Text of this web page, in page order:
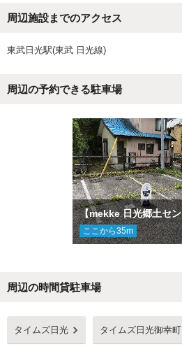
周辺施設までのアクセス
東武日光駅(東武 日光線)
周辺の予約できる駐車場
ここから35m
周辺の時間貸駐車場
タイムズ日光 タイムズ日光御幸町